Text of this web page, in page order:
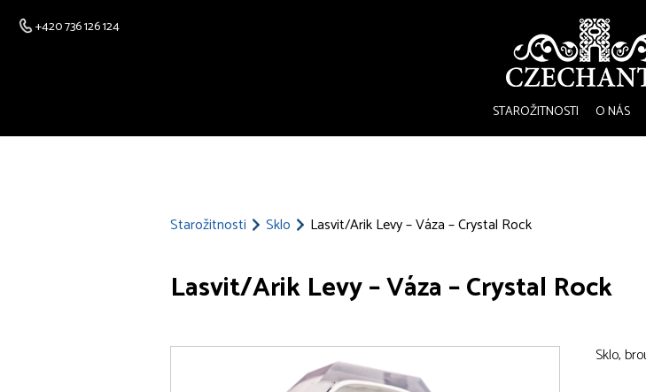
+420 736 126 124
STAROŽITNOSTI O NÁS
Starožitnosti Sklo Lasvit/Arik Levy – Váza – Crystal Rock
Lasvit/Arik Levy – Váza – Crystal Rock
Sklo,